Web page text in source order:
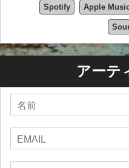
Spotify Apple
アーテ